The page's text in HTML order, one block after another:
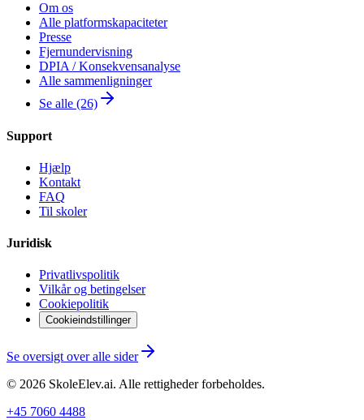
Om os
Alle platformskapaciteter
Presse
Fjernundervisning
DPIA / Konsekvensanalyse
Alle sammenligninger
Se alle (26)
Support
Hjælp
Kontakt
FAQ
Til skoler
Juridisk
Privatlivspolitik
Vilkår og betingelser
Cookiepolitik
Cookieindstillinger
Se oversigt over alle sider
© 2026 SkoleElev.ai. Alle rettigheder forbeholdes.
+45 7060 4488